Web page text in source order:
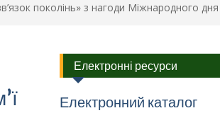
поколінь» з нагоди Міжнародного дня
Електронні ресурси
Електронний каталог